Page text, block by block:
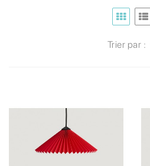
Trier par :